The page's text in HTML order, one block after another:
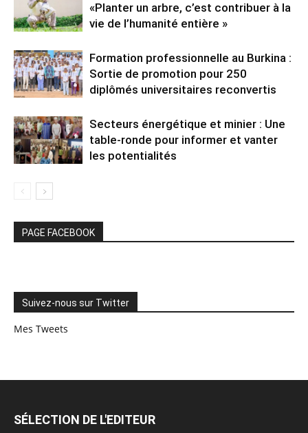
«Planter un arbre, c’est contribuer à la
vie de l’humanité entière »
Formation professionnelle au Burkina :
Sortie de promotion pour 250
diplômés universitaires reconvertis
Secteurs énergétique et minier : Une
table-ronde pour informer et vanter
les potentialités
PAGE FACEBOOK
Suivez-nous sur Twitter
Mes Tweets
SÉLECTION DE L'EDITEUR